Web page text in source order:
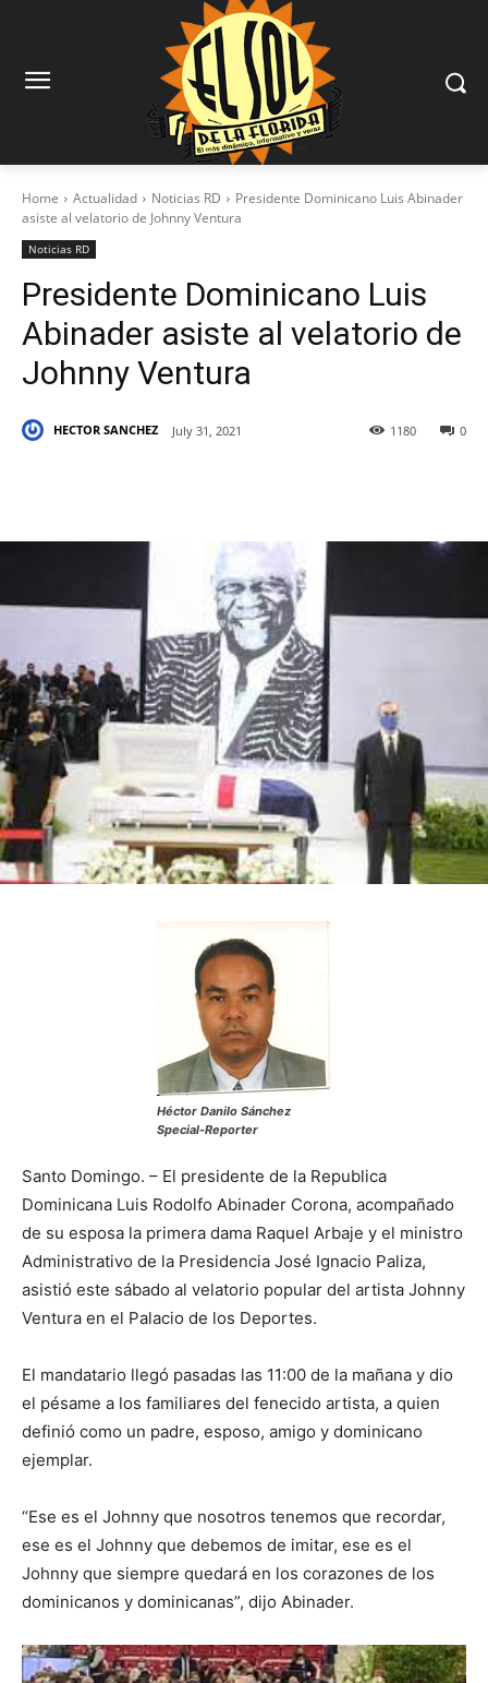
Home Actualidad Noticias RD
Presidente Dominicano Luis Abinader
asiste al velatorio de Johnny Ventura
Noticias RD
Presidente Dominicano Luis
Abinader asiste al velatorio de
Johnny Ventura
HECTOR SANCHEZ July 31, 2021 0
1180
Héctor Danilo Sánchez
Special-Reporter
Santo Domingo. – El presidente de la Republica
Dominicana Luis Rodolfo Abinader Corona, acompañado
de su esposa la primera dama Raquel Arbaje y el ministro
Administrativo de la Presidencia José Ignacio Paliza,
asistió este sábado al velatorio popular del artista Johnny
Ventura en el Palacio de los Deportes.
El mandatario llegó pasadas las 11:00 de la mañana y dio
el pésame a los familiares del fenecido artista, a quien
definió como un padre, esposo, amigo y dominicano
ejemplar.
“Ese es el Johnny que nosotros tenemos que recordar,
ese es el Johnny que debemos de imitar, ese es el
Johnny que siempre quedará en los corazones de los
dominicanos y dominicanas”, dijo Abinader.